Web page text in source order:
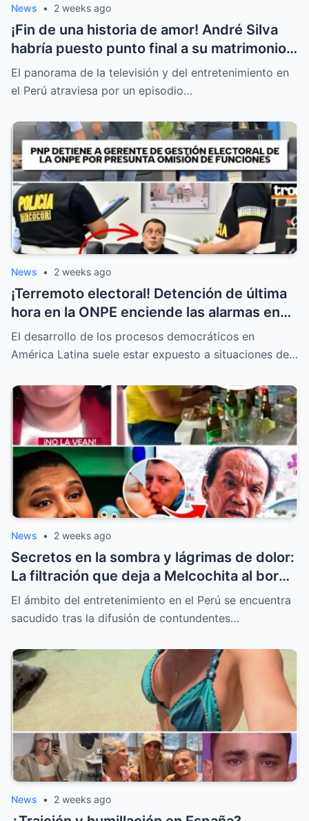
News • 2 weeks ago
¡Fin de una historia de amor! André Silva
habría puesto punto final a su matrimonio
con la hija de Michelle Alexander
El panorama de la televisión y del entretenimiento en
el Perú atraviesa por un episodio…
News • 2 weeks ago
¡Terremoto electoral! Detención de última
hora en la ONPE enciende las alarmas en
todas las mesas de votación
El desarrollo de los procesos democráticos en
América Latina suele estar expuesto a situaciones de…
News • 2 weeks ago
Secretos en la sombra y lágrimas de dolor:
La filtración que deja a Melcochita al borde
del colapso emocional
El ámbito del entretenimiento en el Perú se encuentra
sacudido tras la difusión de contundentes…
News • 2 weeks ago